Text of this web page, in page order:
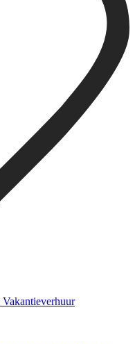
Vakantieverhuur